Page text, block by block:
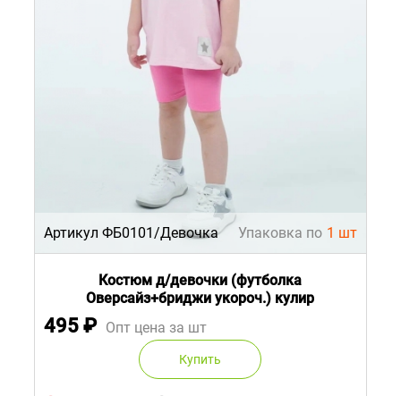
Артикул ФБ0101/Девочка Упаковка по 1 шт
Костюм д/девочки (футболка
Оверсайз+бриджи укороч.) кулир
495 ₽ Опт цена за шт
Купить